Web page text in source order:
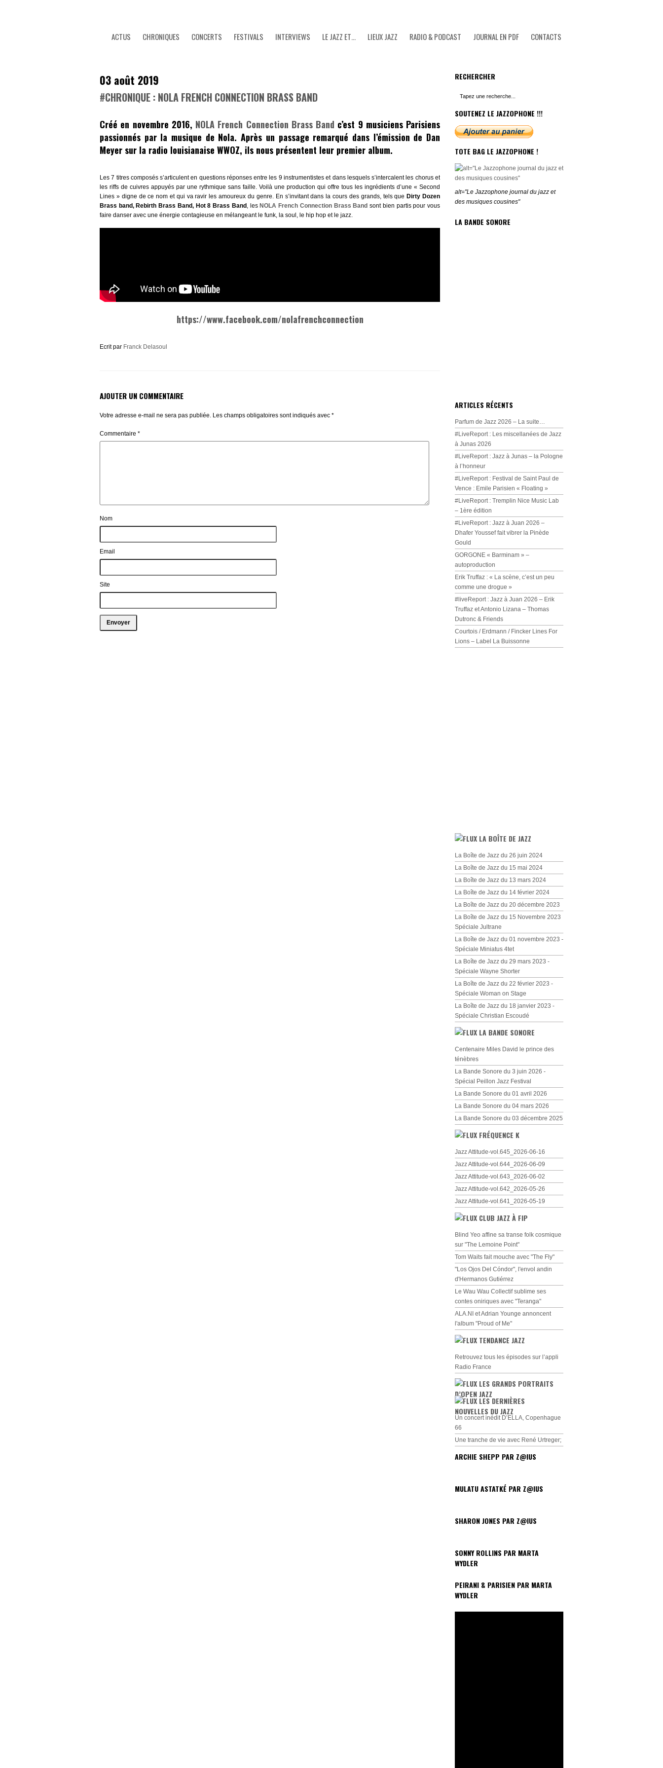
ACTUS CHRONIQUES CONCERTS FESTIVALS INTERVIEWS LE JAZZ ET… LIEUX JAZZ RADIO & PODCAST JOURNAL EN PDF CONTACTS
03 août 2019
#CHRONIQUE : NOLA FRENCH CONNECTION BRASS BAND
Créé en novembre 2016, NOLA French Connection Brass Band c’est 9 musiciens Parisiens
passionnés par la musique de Nola. Après un passage remarqué dans l’émission de Dan
Meyer sur la radio louisianaise WWOZ, ils nous présentent leur premier album.
Les 7 titres composés s’articulent en questions réponses entre les 9 instrumentistes et dans lesquels s’intercalent les chorus et
les riffs de cuivres appuyés par une rythmique sans faille. Voilà une production qui offre tous les ingrédients d’une « Second
Lines » digne de ce nom et qui va ravir les amoureux du genre. En s’invitant dans la cours des grands, tels que Dirty Dozen
Brass band, Rebirth Brass Band, Hot 8 Brass Band , les NOLA French Connection Brass Band sont bien partis pour vous
faire danser avec une énergie contagieuse en mélangeant le funk, la soul, le hip hop et le jazz.
https://www.facebook.com/nolafrenchconnection
Ecrit par Franck Delasoul
AJOUTER UN COMMENTAIRE
Votre adresse e-mail ne sera pas publiée. Les champs obligatoires sont indiqués avec *
Commentaire *
Nom
Email
Site
RECHERCHER
SOUTENEZ LE JAZZOPHONE !!!
TOTE BAG LE JAZZOPHONE !
alt="Le Jazzophone journal du jazz et
des musiques cousines"
LA BANDE SONORE
ARTICLES RÉCENTS
Parfum de Jazz 2026 – La suite…
#LiveReport : Les miscellanées de Jazz
à Junas 2026
#LiveReport : Jazz à Junas – la Pologne
à l’honneur
#LiveReport : Festival de Saint Paul de
Vence : Emile Parisien « Floating »
#LiveReport : Tremplin Nice Music Lab
– 1ère édition
#LiveReport : Jazz à Juan 2026 –
Dhafer Youssef fait vibrer la Pinède
Gould
GORGONE « Barminam » –
autoproduction
Erik Truffaz : « La scène, c’est un peu
comme une drogue »
#liveReport : Jazz à Juan 2026 – Erik
Truffaz et Antonio Lizana – Thomas
Dutronc & Friends
Courtois / Erdmann / Fincker Lines For
Lions – Label La Buissonne
LA BOÎTE DE JAZZ
La Boîte de Jazz du 26 juin 2024
La Boîte de Jazz du 15 mai 2024
La Boîte de Jazz du 13 mars 2024
La Boîte de Jazz du 14 février 2024
La Boîte de Jazz du 20 décembre 2023
La Boîte de Jazz du 15 Novembre 2023
Spéciale Jultrane
La Boîte de Jazz du 01 novembre 2023 -
Spéciale Miniatus 4tet
La Boîte de Jazz du 29 mars 2023 -
Spéciale Wayne Shorter
La Boîte de Jazz du 22 février 2023 -
Spéciale Woman on Stage
La Boîte de Jazz du 18 janvier 2023 -
Spéciale Christian Escoudé
LA BANDE SONORE
Centenaire Miles David le prince des
ténèbres
La Bande Sonore du 3 juin 2026 -
Spécial Peillon Jazz Festival
La Bande Sonore du 01 avril 2026
La Bande Sonore du 04 mars 2026
La Bande Sonore du 03 décembre 2025
FRÉQUENCE K
Jazz Attitude-vol.645_2026-06-16
Jazz Attitude-vol.644_2026-06-09
Jazz Attitude-vol.643_2026-06-02
Jazz Attitude-vol.642_2026-05-26
Jazz Attitude-vol.641_2026-05-19
CLUB JAZZ À FIP
Blind Yeo affine sa transe folk cosmique
sur "The Lemoine Point"
Tom Waits fait mouche avec "The Fly"
"Los Ojos Del Cóndor", l'envol andin
d'Hermanos Gutiérrez
Le Wau Wau Collectif sublime ses
contes oniriques avec "Teranga"
ALA.NI et Adrian Younge annoncent
l'album "Proud of Me"
TENDANCE JAZZ
Retrouvez tous les épisodes sur l’appli
Radio France
LES GRANDS PORTRAITS
D’OPEN JAZZ
LES DERNIÈRES
NOUVELLES DU JAZZ
Un concert inédit D’ELLA, Copenhague
66
Une tranche de vie avec René Urtreger;
ARCHIE SHEPP PAR Z@IUS
MULATU ASTATKÉ PAR Z@IUS
SHARON JONES PAR Z@IUS
SONNY ROLLINS PAR MARTA
WYDLER
PEIRANI & PARISIEN PAR MARTA
WYDLER